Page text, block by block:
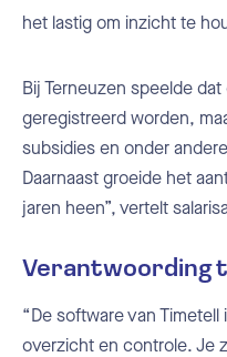
het lastig om inzicht te
Bij Terneuzen speelde
geregistreerd worden,
subsidies en onder
Daarnaast groeide het
jaren heen”, vertelt
Verantwoording
“De software van
overzicht en controle. Je